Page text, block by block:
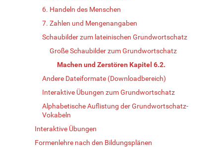
6. Handeln des Menschen
7. Zahlen und Mengenangaben
Schaubilder zum lateinischen Grundwortschatz
Große Schaubilder zum Grundwortschatz
Machen und Zerstören Kapitel 6.2.
Andere Dateiformate (Downloadbereich)
Interaktive Übungen zum Grundwortschatz
Alphabetische Auflistung der Grundwortschatz-
Vokabeln
Interaktive Übungen
Formenlehre nach den Bildungsplänen